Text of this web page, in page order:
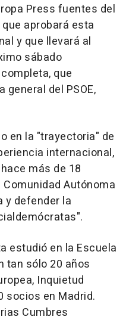
Press fuentes del
aprobará esta
y que llevará al
sábado
que
del PSOE,
en la "trayectoria" de
internacional,
más de 18
Autónoma
y defender la
estudió en la Escuela
tan sólo 20 años
Inquietud
socios en Madrid.
Cumbres